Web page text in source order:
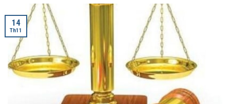
14
Th11